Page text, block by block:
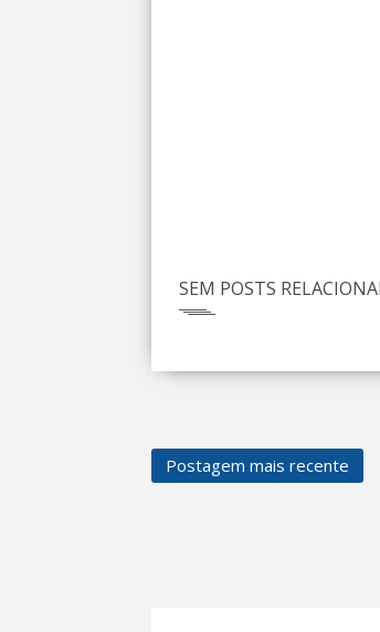
SEM POSTS
Postagem mais recente